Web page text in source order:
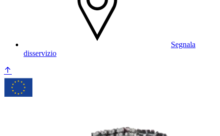
Segnala
disservizio